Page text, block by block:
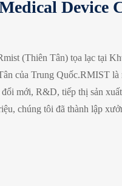
Device
(Thiên Tân) tọa lạc tại
của Trung Quốc.RMIST là
mới, R&D, tiếp thị sản
chúng tôi đã thành lập
tôi là các thiết bị y tế